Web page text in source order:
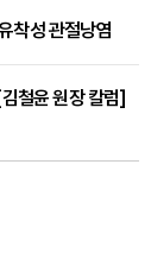
착성 관절낭염
철윤 원장 칼럼]